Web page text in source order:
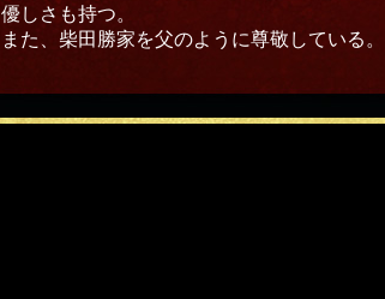
優しさも持つ。
また、柴田勝家を父のように尊敬している。